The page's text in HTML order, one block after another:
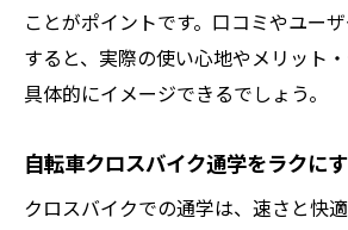
ことがポイントです。口コミやユー
すると、実際の使い心地やメリット
具体的にイメージできるでしょう。
自転車クロスバイク通学をラクに
クロスバイクでの通学は、速さと快